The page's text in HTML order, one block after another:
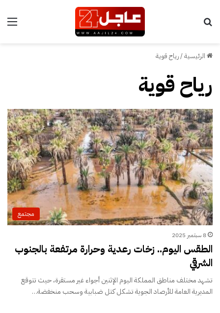
الرئيسية/رياح قوية
رياح قوية
مجتمع
8 سبتمبر 2025
الطقس اليوم.. زخات رعدية وحرارة مرتفعة بالجنوب
الشرقي
تشهد مختلف مناطق المملكة اليوم الإثنين أجواء غير مستقرة، حيث تتوقع
المديرية العامة للأرصاد الجوية تشكل كتل ضبابية وسحب منخفضة…